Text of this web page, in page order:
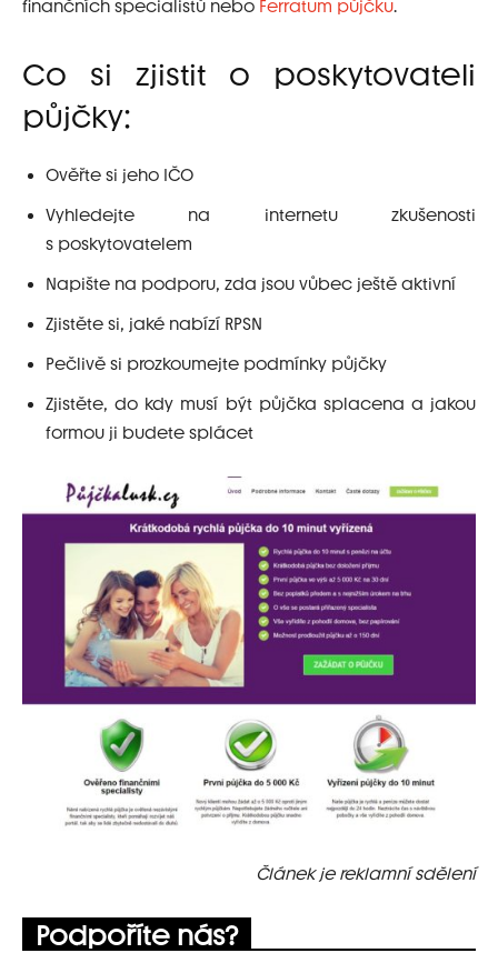
finančních specialistů nebo Ferratum půjčku.
Co si zjistit o poskytovateli
půjčky:
Ověřte si jeho IČO
Vyhledejte na internetu zkušenosti
s poskytovatelem
Napište na podporu, zda jsou vůbec ještě aktivní
Zjistěte si, jaké nabízí RPSN
Pečlivě si prozkoumejte podmínky půjčky
Zjistěte, do kdy musí být půjčka splacena a jakou
formou ji budete splácet
Článek je reklamní sdělení
Podpoříte nás?